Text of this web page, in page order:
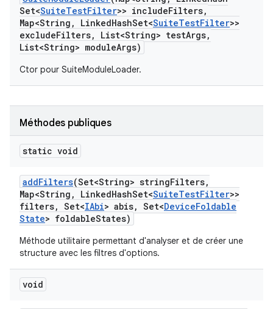
Set<SuiteTestFilter>> includeFilters,
Map<String , LinkedHashSet<SuiteTestFilter>>
excludeFilters, List<String> testArgs,
List<String> moduleArgs)
Ctor pour SuiteModuleLoader.
Méthodes publiques
static void
addFilters(Set<String> stringFilters,
Map<String , LinkedHashSet<SuiteTestFilter>>
filters, Set<IAbi> abis, Set<DeviceFoldable
State> foldableStates)
Méthode utilitaire permettant d'analyser et de créer une
structure avec les filtres d'options.
void